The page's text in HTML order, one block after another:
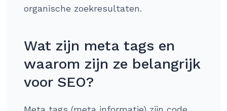
organische zoekresultaten.
Wat zijn meta tags en
waarom zijn ze belangrijk
voor SEO?